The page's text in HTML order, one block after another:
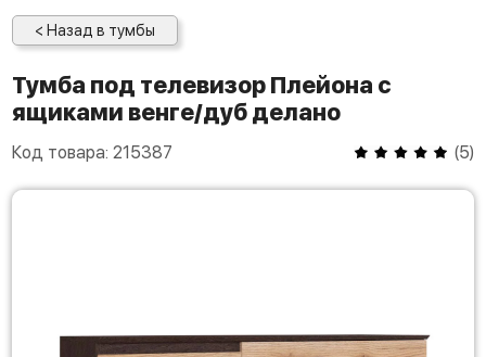
< Назад в тумбы
Тумба под телевизор Плейона с
ящиками венге/дуб делано
Код товара: 215387 (5)